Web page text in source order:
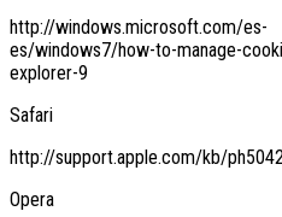
http://windows.microsoft.com/es-
es/windows7/how-to-manage-
explorer-9
Safari
http://support.apple.com/kb/
Opera